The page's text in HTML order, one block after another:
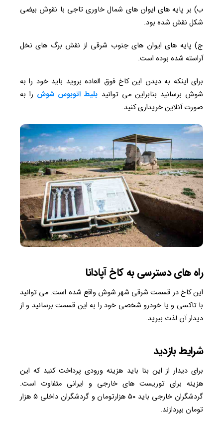
ب) بر پایه های ایوان های شمال خاوری تاجی با نقوش بیضی
شکل نقش شده بود.
ج) پایه های ایوان های جنوب شرقی از نقش برگ های نخل
آراسته شده بوده است.
برای اینکه به دیدن این کاخ فوق العاده بروید باید خود را به
شوش برسانید بنابراین می توانید بلیط اتوبوس شوش را به
صورت آنلاین خریداری کنید.
راه های دسترسی به کاخ آپادانا
این کاخ در قسمت شرقی شهر شوش واقع شده است. می توانید
با تاکسی و یا خودرو شخصی خود را به این قسمت برسانید و از
دیدار آن لذت ببرید.
شرایط بازدید
برای دیدار از این بنا باید هزینه ورودی پرداخت کنید که این
هزینه برای توریست های خارجی و ایرانی متفاوت است.
گردشگران خارجی باید ۵۰ هزارتومان و گردشگران داخلی ۵ هزار
تومان بپردازند.